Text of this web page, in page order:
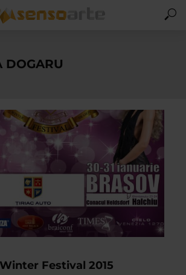
DOGARU
Festival 2015